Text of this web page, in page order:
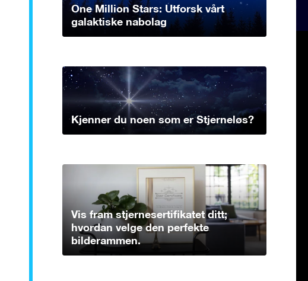
One Million Stars: Utforsk vårt
galaktiske nabolag
Kjenner du noen som er Stjerneløs?
Vis fram stjernesertifikatet ditt;
hvordan velge den perfekte
bilderammen.